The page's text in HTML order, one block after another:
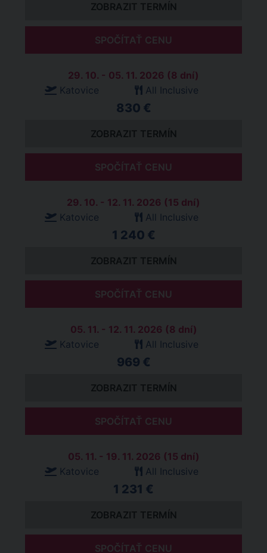
ZOBRAZIT TERMÍN
SPOČÍTAŤ CENU
29. 10. - 05. 11. 2026 (8 dní)
Katovice
All Inclusive
830 €
ZOBRAZIT TERMÍN
SPOČÍTAŤ CENU
29. 10. - 12. 11. 2026 (15 dní)
Katovice
All Inclusive
1 240 €
ZOBRAZIT TERMÍN
SPOČÍTAŤ CENU
05. 11. - 12. 11. 2026 (8 dní)
Katovice
All Inclusive
969 €
ZOBRAZIT TERMÍN
SPOČÍTAŤ CENU
05. 11. - 19. 11. 2026 (15 dní)
Katovice
All Inclusive
1 231 €
ZOBRAZIT TERMÍN
SPOČÍTAŤ CENU